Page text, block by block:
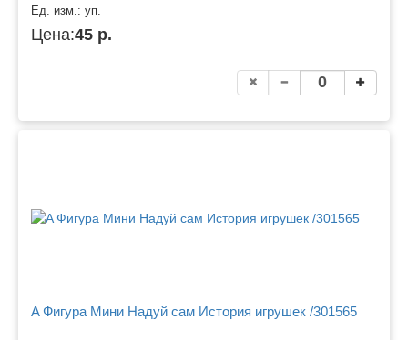
Ед. изм.: уп.
Цена:45 р.
A Фигура Мини Надуй сам История игрушек /301565